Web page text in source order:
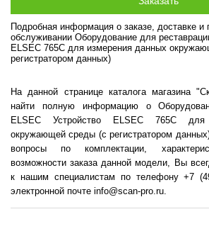
Подробная информация о заказе, доставке и
обслуживании Оборудование для
ELSEC 765C для измерения данных
регистратором данных)
На данной странице каталога магазина
найти полную информацию о
ELSEC Устройство ELSEC 765C
окружающей среды (с регистратором
вопросы по комплектации,
возможности заказа данной модели, Вы
к нашим специалистам по телефону +7
электронной почте info@scan-pro.ru.